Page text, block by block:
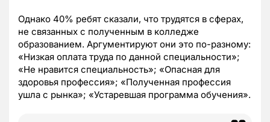
Однако 40% ребят сказали, что трудятся в сферах,
не связанных с полученным в колледже
образованием. Аргументируют они это по-разному:
«Низкая оплата труда по данной специальности»;
«Не нравится специальность»; «Опасная для
здоровья профессия»; «Полученная профессия
ушла с рынка»; «Устаревшая программа обучения».